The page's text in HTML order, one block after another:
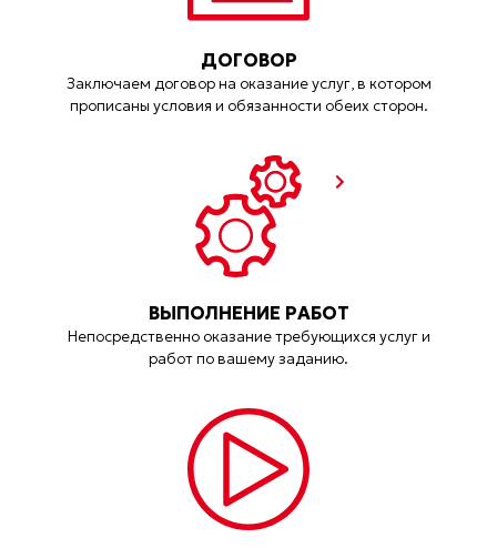
ДОГОВОР
Заключаем договор на оказание услуг, в котором
прописаны условия и обязанности обеих сторон.
ВЫПОЛНЕНИЕ РАБОТ
Непосредственно оказание требующихся услуг и
работ по вашему заданию.